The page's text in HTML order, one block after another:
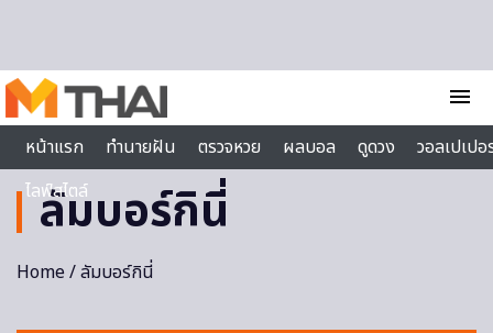
menu
หน้าแรก
ทำนายฝัน ตรวจหวย ผลบอล ดูดวง
วอลเปเป
ไลฟ์สไตล์
ลัมบอร์กินี่
Home/ ลัมบอร์กินี่